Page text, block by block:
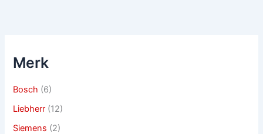
Merk
Bosch (6)
Liebherr (12)
Siemens (2)